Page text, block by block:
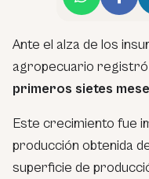
Ante el alza de los
agropecuario
primeros sietes
Este crecimiento fue
producción obtenida
superficie de